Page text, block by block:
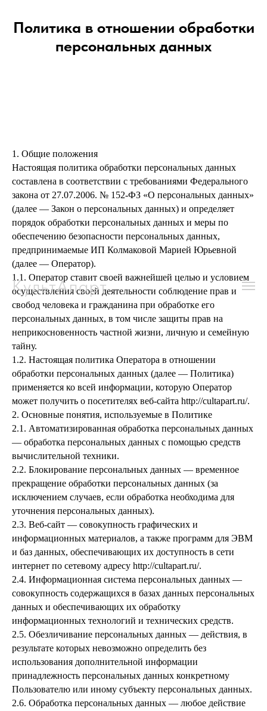
КультАпарт
Политика в отношении обработки
персональных данных
1. Общие положения
Настоящая политика обработки персональных данных
составлена в соответствии с требованиями Федерального
закона от 27.07.2006. № 152-ФЗ «О персональных данных»
(далее — Закон о персональных данных) и определяет
порядок обработки персональных данных и меры по
обеспечению безопасности персональных данных,
предпринимаемые ИП Колмаковой Марией Юрьевной
(далее — Оператор).
1.1. Оператор ставит своей важнейшей целью и условием
осуществления своей деятельности соблюдение прав и
свобод человека и гражданина при обработке его
персональных данных, в том числе защиты прав на
неприкосновенность частной жизни, личную и семейную
тайну.
1.2. Настоящая политика Оператора в отношении
обработки персональных данных (далее — Политика)
применяется ко всей информации, которую Оператор
может получить о посетителях веб-сайта http://cultapart.ru/.
2. Основные понятия, используемые в Политике
2.1. Автоматизированная обработка персональных данных
— обработка персональных данных с помощью средств
вычислительной техники.
2.2. Блокирование персональных данных — временное
прекращение обработки персональных данных (за
исключением случаев, если обработка необходима для
уточнения персональных данных).
2.3. Веб-сайт — совокупность графических и
информационных материалов, а также программ для ЭВМ
и баз данных, обеспечивающих их доступность в сети
интернет по сетевому адресу http://cultapart.ru/.
2.4. Информационная система персональных данных —
совокупность содержащихся в базах данных персональных
данных и обеспечивающих их обработку
информационных технологий и технических средств.
2.5. Обезличивание персональных данных — действия, в
результате которых невозможно определить без
использования дополнительной информации
принадлежность персональных данных конкретному
Пользователю или иному субъекту персональных данных.
2.6. Обработка персональных данных — любое действие